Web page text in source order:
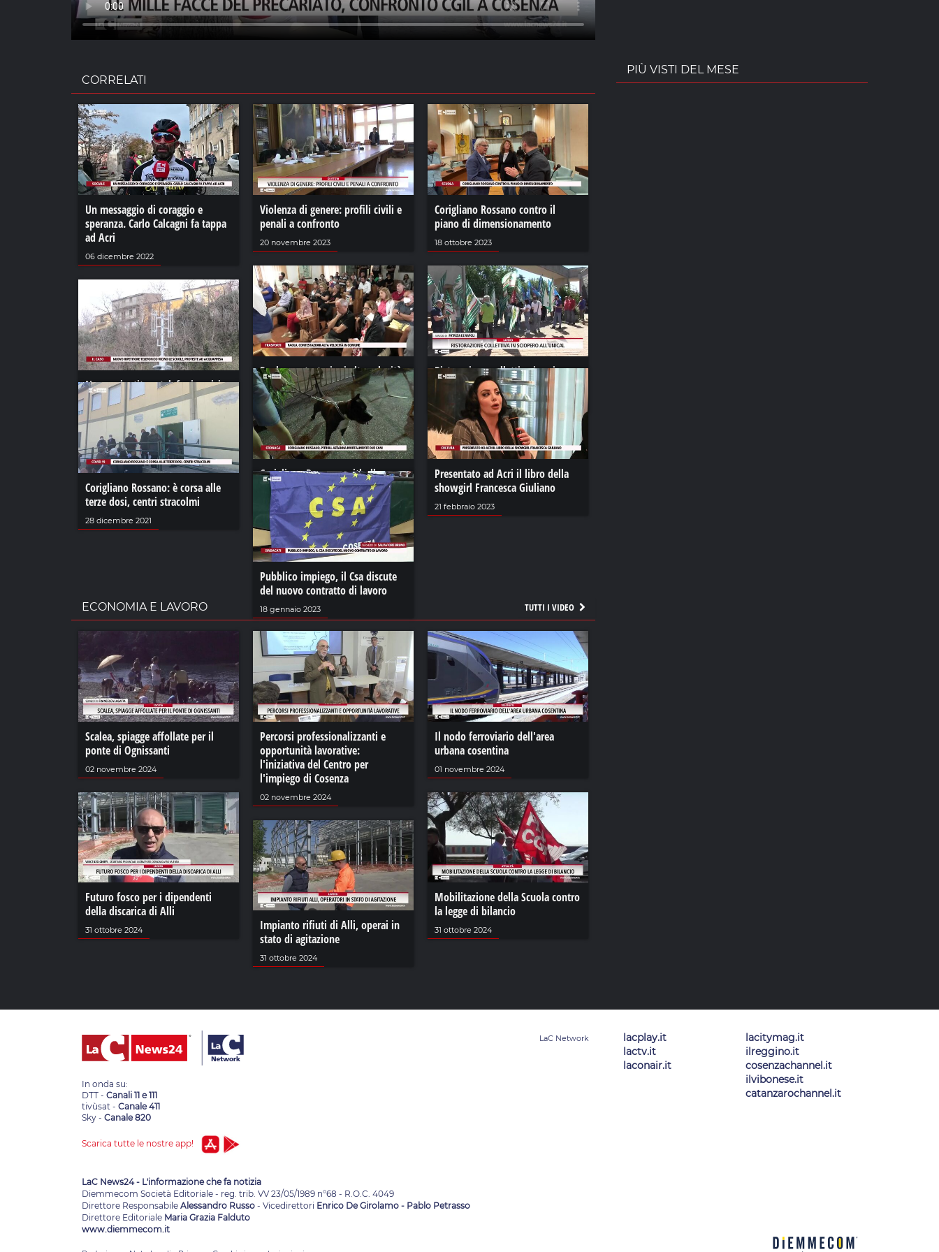
CORRELATI
Un messaggio di coraggio e
speranza. Carlo Calcagni fa tappa
ad Acri
06 dicembre 2022
Violenza di genere: profili civili e
penali a confronto
20 novembre 2023
Corigliano Rossano contro il
piano di dimensionamento
18 ottobre 2023
Paola, contestazioni alta velocità
in comune
12 agosto 2022
Ristorazione collettiva in sciopero
all'Unical
05 giugno 2024
Nuovo ripetitore telefonico vicino
le scuole, proteste ad Acquappesa
26 gennaio 2023
Corigliano Rossano, pitbull
azzanna mortalmente due cani
21 gennaio 2023
Presentato ad Acri il libro della
showgirl Francesca Giuliano
21 febbraio 2023
Corigliano Rossano: è corsa alle
terze dosi, centri stracolmi
28 dicembre 2021
Pubblico impiego, il Csa discute
del nuovo contratto di lavoro
18 gennaio 2023 TUTTI I VIDEO
ECONOMIA E LAVORO
Scalea, spiagge affollate per il
ponte di Ognissanti
02 novembre 2024
Percorsi professionalizzanti e
opportunità lavorative:
l'iniziativa del Centro per
l'impiego di Cosenza
02 novembre 2024
Il nodo ferroviario dell'area
urbana cosentina
01 novembre 2024
Futuro fosco per i dipendenti
della discarica di Alli
31 ottobre 2024
Mobilitazione della Scuola contro
la legge di bilancio
31 ottobre 2024
Impianto rifiuti di Alli, operai in
stato di agitazione
31 ottobre 2024
PIÙ VISTI DEL MESE
In onda su:
DTT - Canali 11 e 111
tivùsat - Canale 411
Sky - Canale 820
Scarica tutte le nostre app!
lacplay.it
lactv.it
laconair.it
lacitymag.it
ilreggino.it
cosenzachannel.it
ilvibonese.it
catanzarochannel.it
LaC News24 - L'informazione che fa notizia
Diemmecom Società Editoriale - reg. trib. VV 23/05/1989 n°68 - R.O.C. 4049
Direttore Responsabile Alessandro Russo - Vicedirettori Enrico De Girolamo - Pablo Petrasso
Direttore Editoriale Maria Grazia Falduto
www.diemmecom.it